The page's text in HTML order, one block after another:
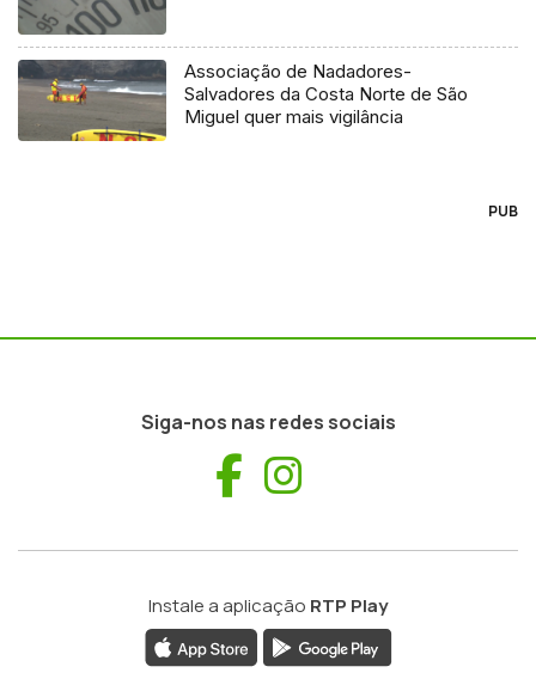
Associação de Nadadores-
Salvadores da Costa Norte de São
Miguel quer mais vigilância
PUB
Siga-nos nas redes sociais
Facebook
Instale a aplicação RTP Play